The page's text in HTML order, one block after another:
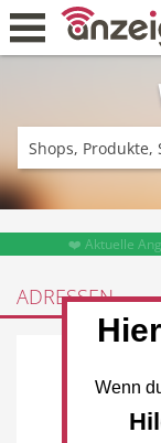
Zurück
Fitness & Sport
Einkaufen
❤️ Aktuelle
ADRESSEN
Wenn